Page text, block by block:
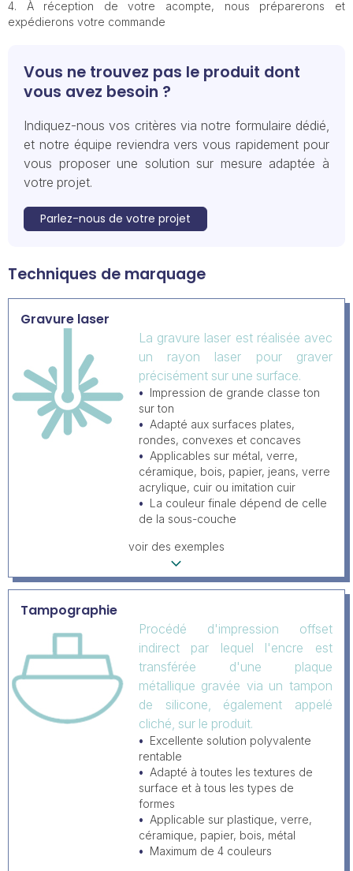
À réception de votre acompte, nous préparerons et
expédierons votre commande
Vous ne trouvez pas le produit dont
vous avez besoin ?
Indiquez-nous vos critères via notre formulaire dédié,
et notre équipe reviendra vers vous rapidement pour
vous proposer une solution sur mesure adaptée à
votre projet.
Parlez-nous de votre projet
Techniques de marquage
Gravure laser
La gravure laser est réalisée avec
un rayon laser pour graver
précisément sur une surface.
Impression de grande classe ton
sur ton
Adapté aux surfaces plates,
rondes, convexes et concaves
Applicables sur métal, verre,
céramique, bois, papier, jeans, verre
acrylique, cuir ou imitation cuir
La couleur finale dépend de celle
de la sous-couche
voir des exemples
Tampographie
Procédé d'impression offset
indirect par lequel l'encre est
transférée d'une plaque
métallique gravée via un tampon
de silicone, également appelé
cliché, sur le produit.
Excellente solution polyvalente
rentable
Adapté à toutes les textures de
surface et à tous les types de
formes
Applicable sur plastique, verre,
céramique, papier, bois, métal
Maximum de 4 couleurs